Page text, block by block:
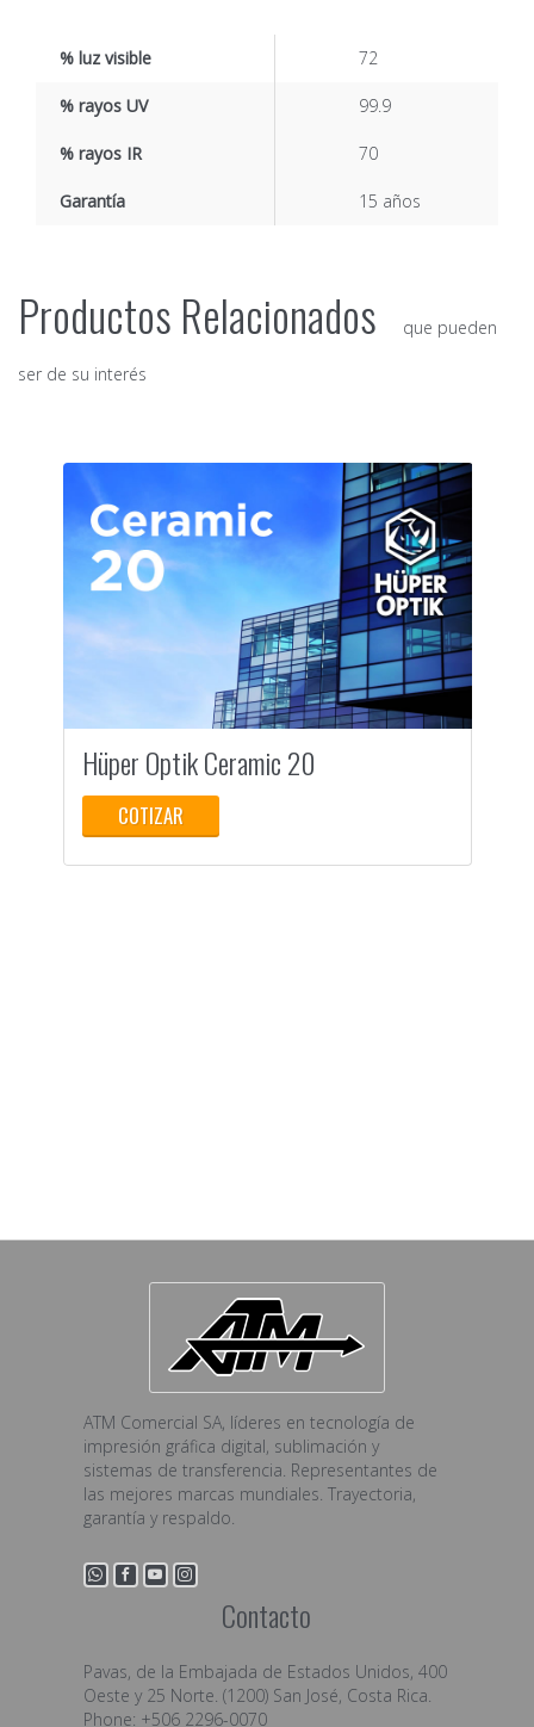
% luz visible 72
% rayos UV 99.9
% rayos IR 70
Garantía 15 años
Productos Relacionados que pueden
ser de su interés
Hüper Optik Ceramic 20
COTIZAR
ATM Comercial SA, líderes en tecnología de
impresión gráfica digital, sublimación y
sistemas de transferencia. Representantes de
las mejores marcas mundiales. Trayectoria,
garantía y respaldo.
Contacto
Pavas, de la Embajada de Estados Unidos, 400
Oeste y 25 Norte. (1200) San José, Costa Rica.
Phone: +506 2296-0070